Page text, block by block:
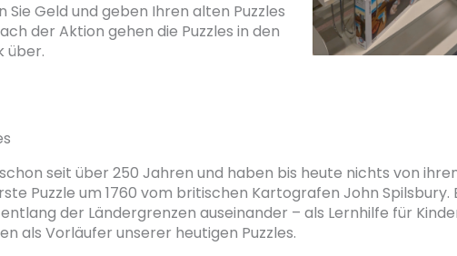
Geld und geben Ihren alten Puzzles
der Aktion gehen die Puzzles in den
über.
seit über 250 Jahren und haben bis heute nichts von
Puzzle um 1760 vom britischen Kartografen John
der Ländergrenzen auseinander – als Lernhilfe für
als Vorläufer unserer heutigen Puzzles.